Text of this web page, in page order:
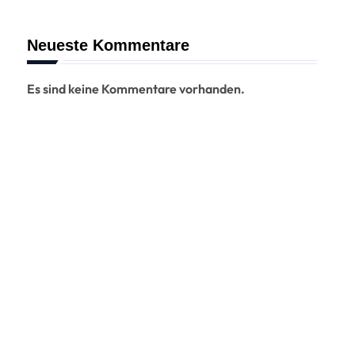
Neueste Kommentare
Es sind keine Kommentare vorhanden.